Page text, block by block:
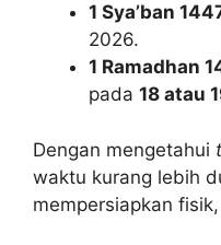
1 Sya’ban
2026.
1 Ramadhan
pada 18 atau
Dengan mengetahui
waktu kurang lebih
mempersiapkan